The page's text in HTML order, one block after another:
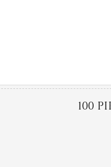
100